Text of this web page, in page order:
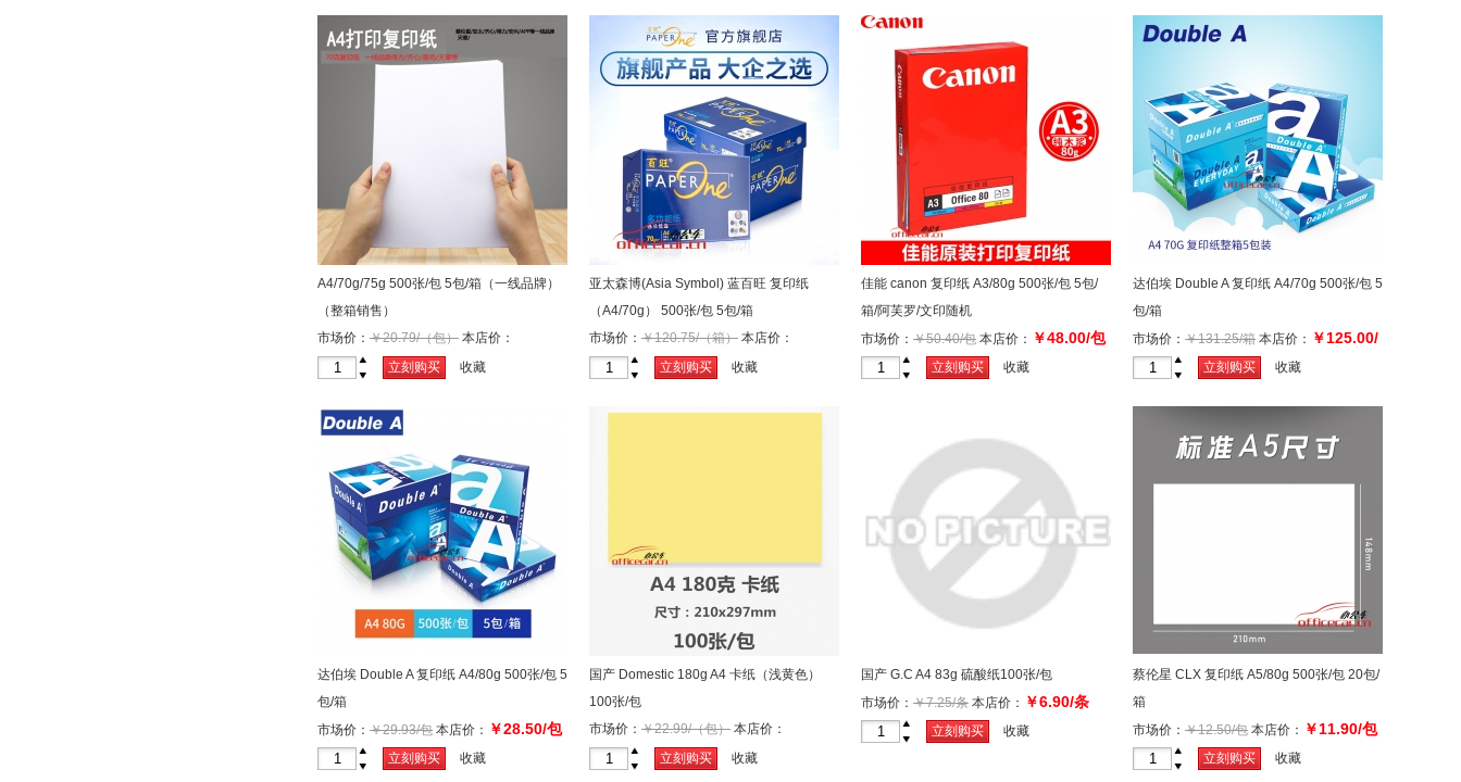
A4/70g/75g 500张/包 5包/箱（一线品牌）
（整箱销售）
市场价： ￥20.79/（包） 本店价：
￥19.80/（包）
-
立刻购买 收藏
亚太森博(Asia Symbol) 蓝百旺 复印纸
（A4/70g） 500张/包 5包/箱
市场价： ￥120.75/（箱） 本店价：
￥115.00/（箱）
-
立刻购买 收藏
佳能 canon 复印纸 A3/80g 500张/包 5包/
箱/阿芙罗/文印随机
市场价： ￥50.40/包 本店价： ￥48.00/包
-
立刻购买 收藏
达伯埃 Double A 复印纸 A4/70g 500张/包 5
包/箱
市场价： ￥131.25/箱 本店价： ￥125.00/
-
立刻购买 收藏
达伯埃 Double A 复印纸 A4/80g 500张/包 5
包/箱
市场价： ￥29.93/包 本店价： ￥28.50/包
-
立刻购买 收藏
国产 Domestic 180g A4 卡纸（浅黄色）
100张/包
市场价： ￥22.99/（包） 本店价：
￥21.90/（包）
-
立刻购买 收藏
国产 G.C A4 83g 硫酸纸100张/包
市场价： ￥7.25/条 本店价： ￥6.90/条
-
立刻购买 收藏
蔡伦星 CLX 复印纸 A5/80g 500张/包 20包/
箱
市场价： ￥12.50/包 本店价： ￥11.90/包
-
立刻购买 收藏